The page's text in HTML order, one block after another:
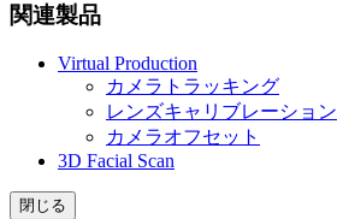
関連製品
Virtual Production
カメラトラッキング
レンズキャリブレーション
カメラオフセット
3D Facial Scan
閉じる